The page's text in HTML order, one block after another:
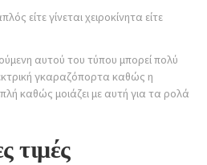
είτε γίνεται χειροκίνητα είτε
αυτού του τύπου μπορεί πολύ
γκαραζόπορτα καθώς η
καθώς μοιάζει με αυτή για τα ρολά
τιμές